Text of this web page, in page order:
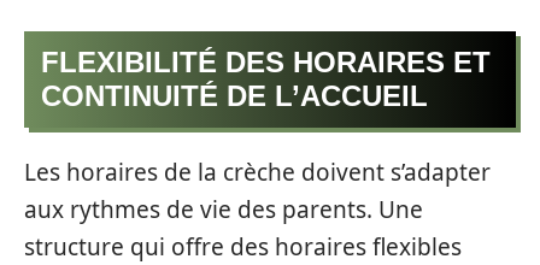
FLEXIBILITÉ DES HORAIRES ET
CONTINUITÉ DE L’ACCUEIL
Les horaires de la crèche doivent s’adapter
aux rythmes de vie des parents. Une
structure qui offre des horaires flexibles